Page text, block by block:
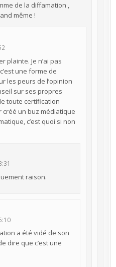
de la diffamation ,
même !
plainte. Je n’ai pas
une forme de
les peurs de l’opinion
sur ses propres
toute certification
créé un buz médiatique
c’est quoi si non
raison.
a été vidé de son
dire que c’est une